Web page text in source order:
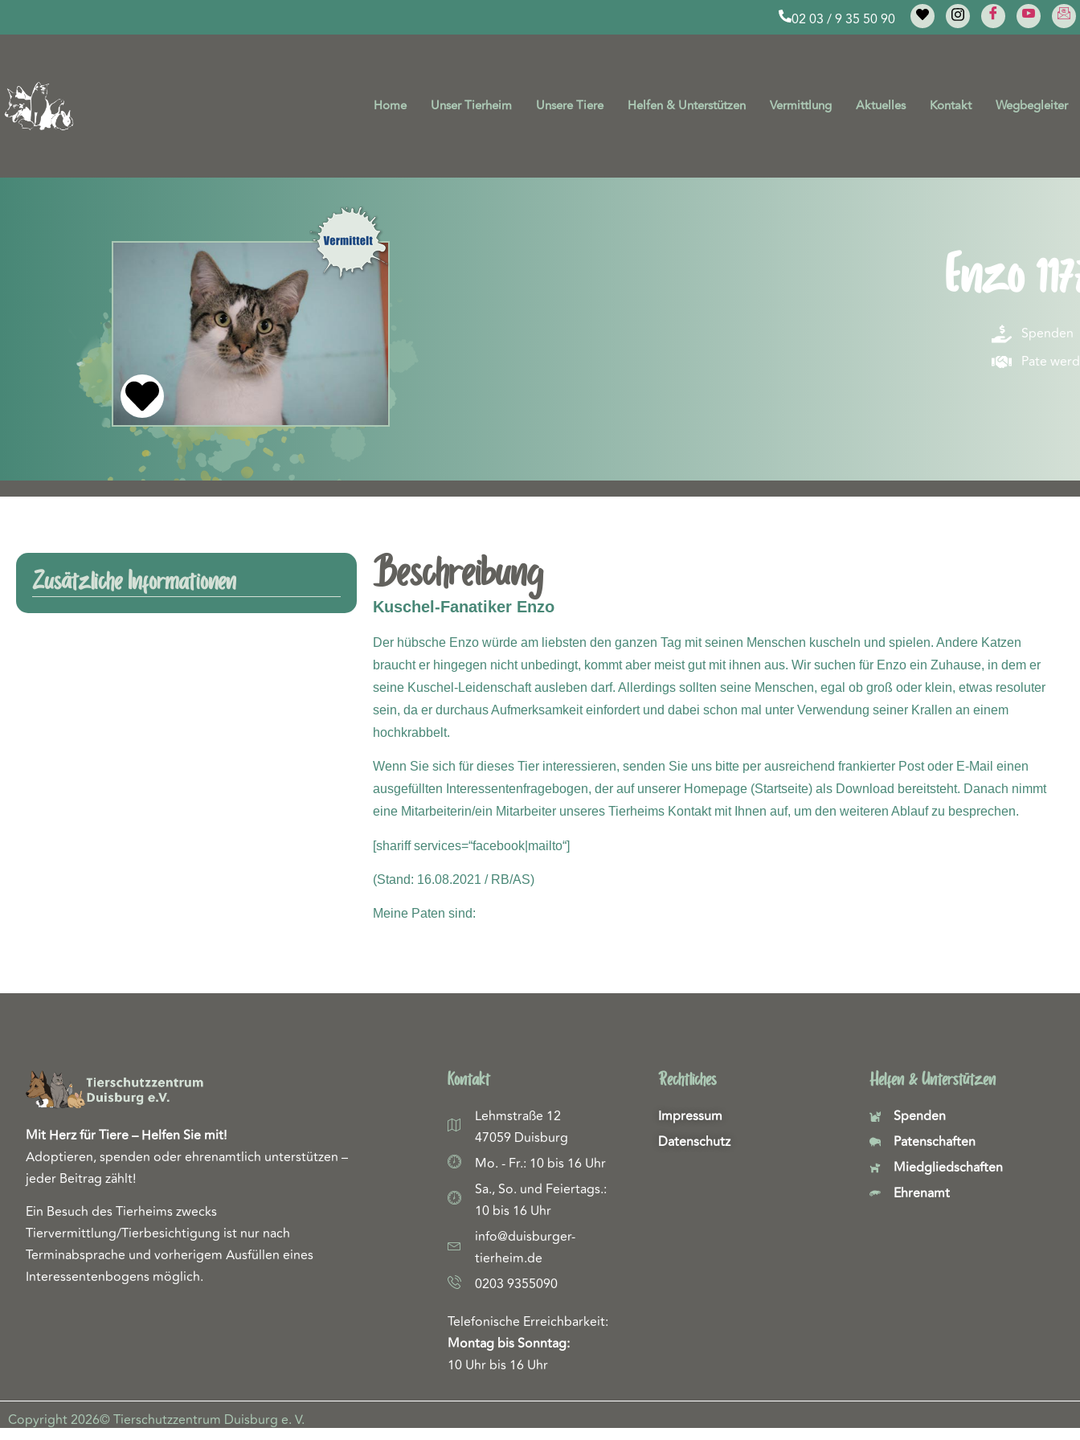
02 03 / 9 35 50 90
Home Unser Tierheim Unsere Tiere Helfen & Unterstützen Vermittlung Aktuelles Kontakt Wegbegleiter
Enzo
Spenden
Pate
Zusätzliche Informationen Beschreibung
Kuschel-Fanatiker Enzo
Der hübsche Enzo würde am liebsten den ganzen Tag mit seinen Menschen kuscheln und spielen. Andere Katzen
braucht er hingegen nicht unbedingt, kommt aber meist gut mit ihnen aus. Wir suchen für Enzo ein Zuhause, in dem er
seine Kuschel-Leidenschaft ausleben darf. Allerdings sollten seine Menschen, egal ob groß oder klein, etwas resoluter
sein, da er durchaus Aufmerksamkeit einfordert und dabei schon mal unter Verwendung seiner Krallen an einem
hochkrabbelt.
Wenn Sie sich für dieses Tier interessieren, senden Sie uns bitte per ausreichend frankierter Post oder E-Mail einen
ausgefüllten Interessentenfragebogen, der auf unserer Homepage (Startseite) als Download bereitsteht. Danach nimmt
eine Mitarbeiterin/ein Mitarbeiter unseres Tierheims Kontakt mit Ihnen auf, um den weiteren Ablauf zu besprechen.
[shariff services=“facebook|mailto“]
(Stand: 16.08.2021 / RB/AS)
Meine Paten sind:
Mit Herz für Tiere – Helfen Sie mit!
Adoptieren, spenden oder ehrenamtlich unterstützen –
jeder Beitrag zählt!
Ein Besuch des Tierheims zwecks
Tiervermittlung/Tierbesichtigung ist nur nach
Terminabsprache und vorherigem Ausfüllen eines
Interessentenbogens möglich.
Kontakt
Lehmstraße 12
47059 Duisburg
Mo. - Fr.: 10 bis 16 Uhr
Sa., So. und Feiertags.:
10 bis 16 Uhr
info@duisburger-
tierheim.de
0203 9355090
Telefonische Erreichbarkeit:
Montag bis Sonntag:
10 Uhr bis 16 Uhr
Rechtliches
Impressum
Datenschutz
Helfen & Unterstützen
Spenden
Patenschaften
Miedgliedschaften
Ehrenamt
Copyright 2026© Tierschutzzentrum Duisburg e. V.